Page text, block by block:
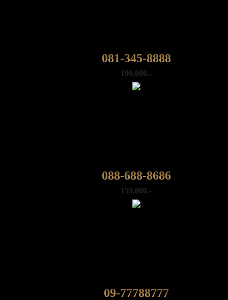
081-345-8888
190,000.-
088-688-8686
159,000.-
09-77788777